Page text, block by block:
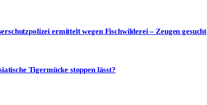
ermittelt wegen Fischwilderei – Zeugen gesucht
Tigermücke stoppen lässt?